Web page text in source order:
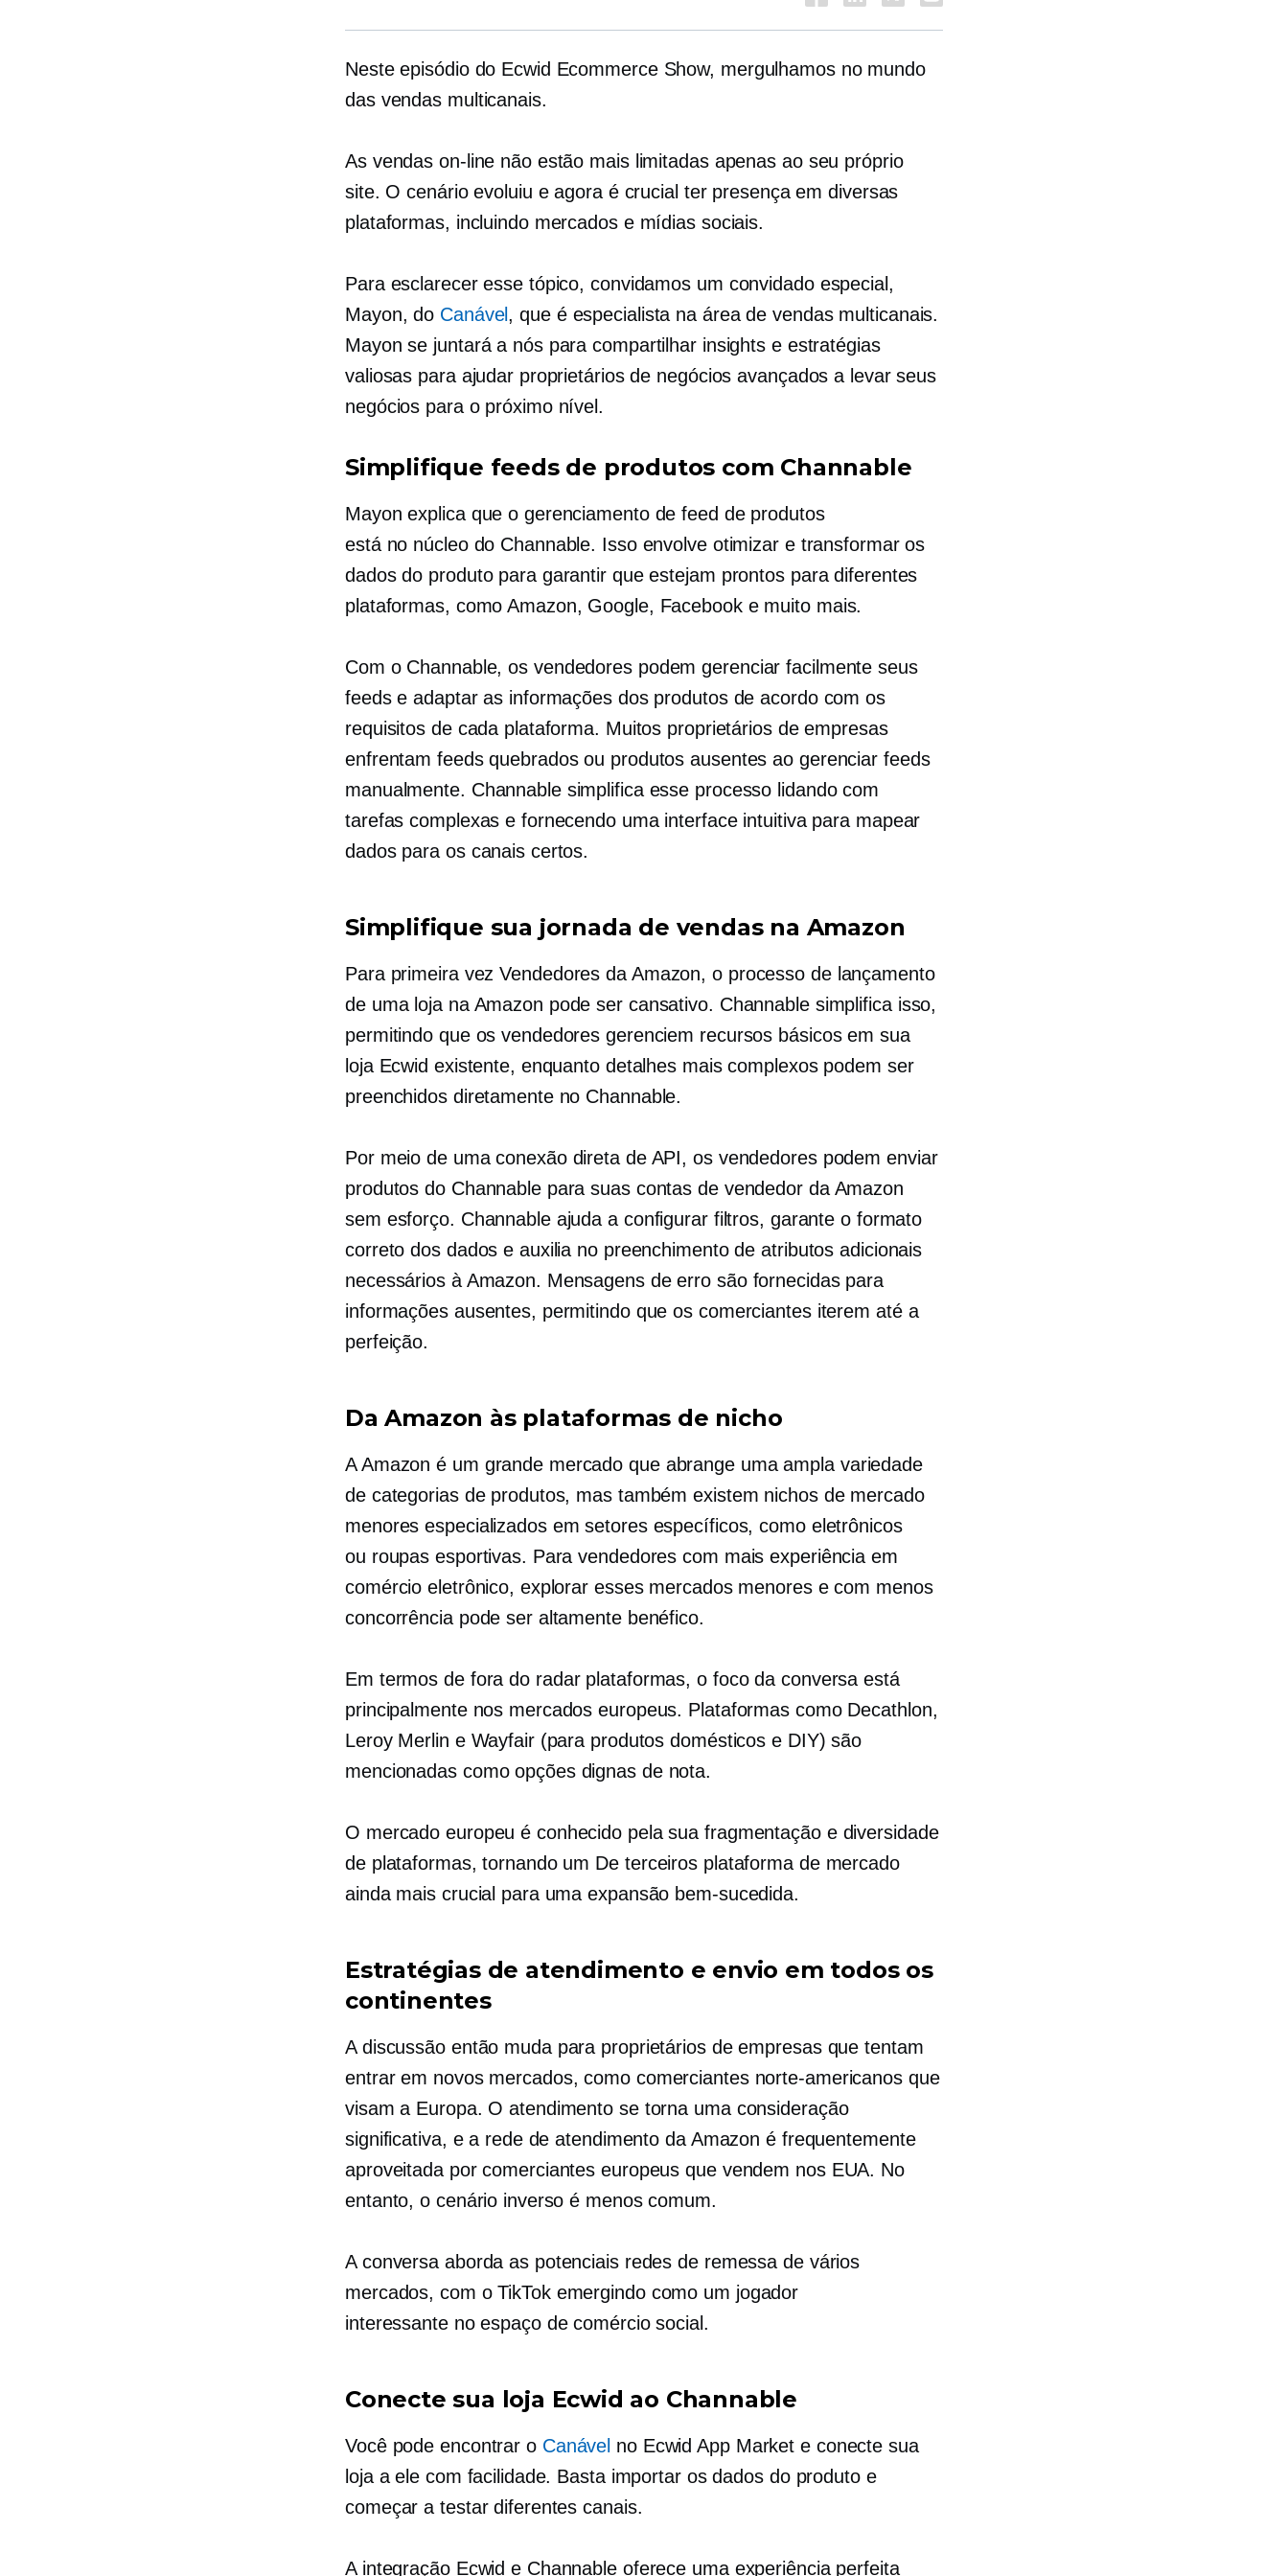
Neste episódio do Ecwid Ecommerce Show, mergulhamos no mundo
das vendas multicanais.
As vendas on-line não estão mais limitadas apenas ao seu próprio
site. O cenário evoluiu e agora é crucial ter presença em diversas
plataformas, incluindo mercados e mídias sociais.
Para esclarecer esse tópico, convidamos um convidado especial,
Mayon, do Canável, que é especialista na área de vendas multicanais.
Mayon se juntará a nós para compartilhar insights e estratégias
valiosas para ajudar proprietários de negócios avançados a levar seus
negócios para o próximo nível.
Simplifique feeds de produtos com Channable
Mayon explica que o gerenciamento de feed de produtos
está no núcleo do Channable. Isso envolve otimizar e transformar os
dados do produto para garantir que estejam prontos para diferentes
plataformas, como Amazon, Google, Facebook e muito mais.
Com o Channable, os vendedores podem gerenciar facilmente seus
feeds e adaptar as informações dos produtos de acordo com os
requisitos de cada plataforma. Muitos proprietários de empresas
enfrentam feeds quebrados ou produtos ausentes ao gerenciar feeds
manualmente. Channable simplifica esse processo lidando com
tarefas complexas e fornecendo uma interface intuitiva para mapear
dados para os canais certos.
Simplifique sua jornada de vendas na Amazon
Para primeira vez Vendedores da Amazon, o processo de lançamento
de uma loja na Amazon pode ser cansativo. Channable simplifica isso,
permitindo que os vendedores gerenciem recursos básicos em sua
loja Ecwid existente, enquanto detalhes mais complexos podem ser
preenchidos diretamente no Channable.
Por meio de uma conexão direta de API, os vendedores podem enviar
produtos do Channable para suas contas de vendedor da Amazon
sem esforço. Channable ajuda a configurar filtros, garante o formato
correto dos dados e auxilia no preenchimento de atributos adicionais
necessários à Amazon. Mensagens de erro são fornecidas para
informações ausentes, permitindo que os comerciantes iterem até a
perfeição.
Da Amazon às plataformas de nicho
A Amazon é um grande mercado que abrange uma ampla variedade
de categorias de produtos, mas também existem nichos de mercado
menores especializados em setores específicos, como eletrônicos
ou roupas esportivas. Para vendedores com mais experiência em
comércio eletrônico, explorar esses mercados menores e com menos
concorrência pode ser altamente benéfico.
Em termos de fora do radarplataformas, o foco da conversa está
principalmente nos mercados europeus. Plataformas como Decathlon,
Leroy Merlin e Wayfair (para produtos domésticos e DIY) são
mencionadas como opções dignas de nota.
O mercado europeu é conhecido pela sua fragmentação e diversidade
de plataformas, tornando um De terceiros plataforma de mercado
ainda mais crucial para uma expansão bem-sucedida.
Estratégias de atendimento e envio em todos os
continentes
A discussão então muda para proprietários de empresas que tentam
entrar em novos mercados, como comerciantes norte-americanos que
visam a Europa. O atendimento se torna uma consideração
significativa, e a rede de atendimento da Amazon é frequentemente
aproveitada por comerciantes europeus que vendem nos EUA. No
entanto, o cenário inverso é menos comum.
A conversa aborda as potenciais redes de remessa de vários
mercados, com o TikTok emergindo como um jogador
interessante no espaço de comércio social.
Conecte sua loja Ecwid ao Channable
Você pode encontrar o Canável no Ecwid App Market e conecte sua
loja a ele com facilidade. Basta importar os dados do produto e
começar a testar diferentes canais.
A integração Ecwid e Channable oferece uma experiência perfeita